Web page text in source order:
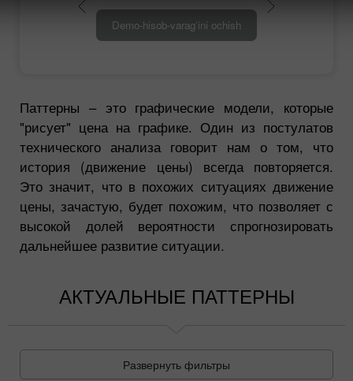
Demo-hisob-varag‘ini ochish
Паттерны – это графические модели, которые
"рисует" цена на графике. Один из постулатов
технического анализа говорит нам о том, что
история (движение цены) всегда повторяется.
Это значит, что в похожих ситуациях движение
цены, зачастую, будет похожим, что позволяет с
высокой долей вероятности спрогнозировать
дальнейшее развитие ситуации.
АКТУАЛЬНЫЕ ПАТТЕРНЫ
Развернуть фильтры